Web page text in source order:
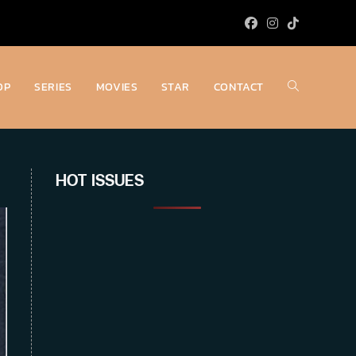
SERIES MOVIES STAR CONTACT Toggle
HOT ISSUES